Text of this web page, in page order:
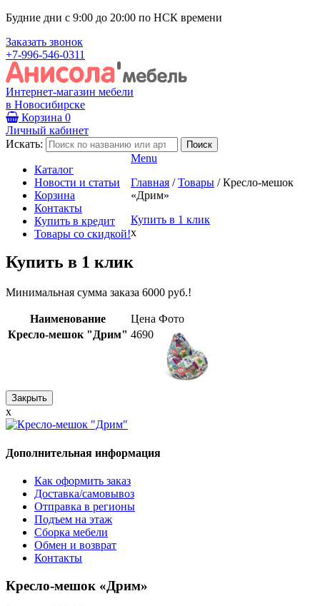
Будние дни с 9:00 до 20:00 по НСК времени
Заказать звонок
+7-996-546-0311
Интернет-магазин мебели
в Новосибирске
Корзина 0
Личный кабинет
Искать:
Каталог
Новости и статьи
Корзина
Контакты
Купить в кредит
Товары со скидкой!
Menu
Главная / Товары / Кресло-мешок
«Дрим»
Купить в 1 клик
x
Купить в 1 клик
Минимальная сумма заказа 6000 руб.!
Наименование Цена Фото
Кресло-мешок "Дрим" 4690
Закрыть
x
Дополнительная информация
Как оформить заказ
Доставка/самовывоз
Отправка в регионы
Подъем на этаж
Сборка мебели
Обмен и возврат
Контакты
Кресло-мешок «Дрим»